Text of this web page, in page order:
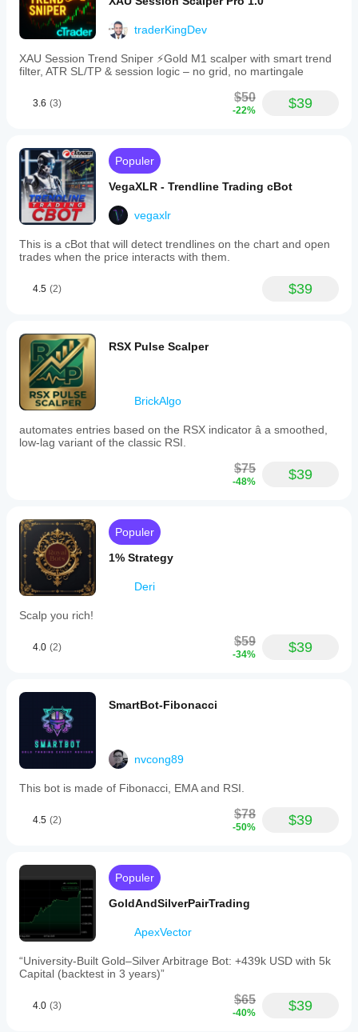
traderKingDev
XAU Session Trend Sniper ⚡️Gold M1 scalper with smart trend
filter, ATR SL/TP & session logic – no grid, no martingale
3.6 (3) $50
-22% $39
Populer
VegaXLR - Trendline Trading cBot
vegaxlr
This is a cBot that will detect trendlines on the chart and open
trades when the price interacts with them.
4.5 (2) $39
RSX Pulse Scalper
BrickAlgo
automates entries based on the RSX indicator â a smoothed,
low-lag variant of the classic RSI.
$75
-48% $39
Populer
1% Strategy
Deri
Scalp you rich!
4.0 (2) $59
-34% $39
SmartBot-Fibonacci
nvcong89
This bot is made of Fibonacci, EMA and RSI.
4.5 (2) $78
-50% $39
Populer
GoldAndSilverPairTrading
ApexVector
“University-Built Gold–Silver Arbitrage Bot: +439k USD with 5k
Capital (backtest in 3 years)”
4.0 (3) $65
-40% $39